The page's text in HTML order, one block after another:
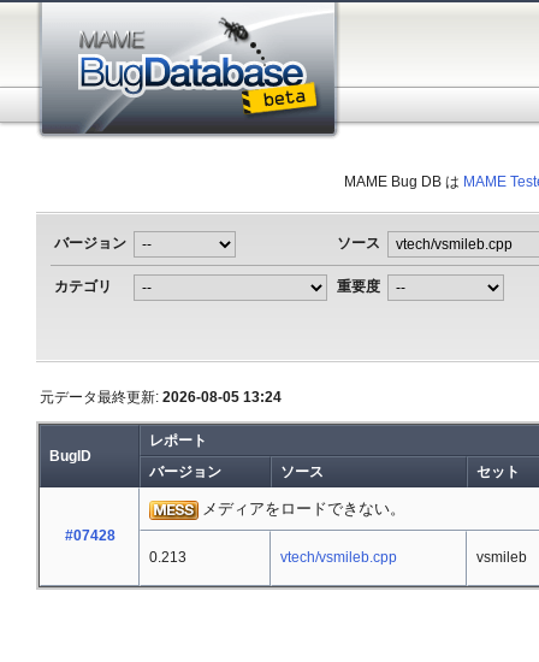
MAME Bug DB は MAME
バージョン ソース
カテゴリ 重要度
元データ最終更新: 2026-08-05 13:24
BugID
レポート
バージョン
ソース セット
#07428
メディアをロードできない。
0.213 vtech/vsmileb.cpp vsmileb